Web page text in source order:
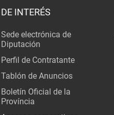
DE INTERÉS
Sede electrónica de
Diputación
Perfil de Contratante
Tablón de Anuncios
Boletín Oficial de la
Província